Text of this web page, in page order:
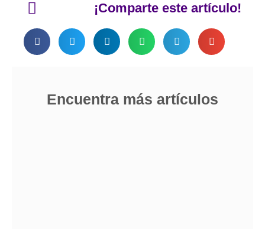
¡Comparte este artículo!
Encuentra más artículos